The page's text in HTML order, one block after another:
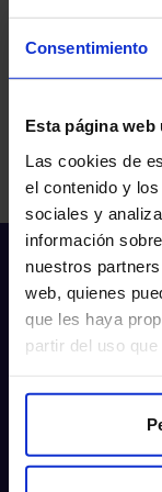
Consentimiento
Esta página web
Las cookies de
el contenido y
sociales y
información
nuestros
web, quienes
que les haya
partir del uso
Pedir cita
Sobre nosotros
Excelencia en calidad​